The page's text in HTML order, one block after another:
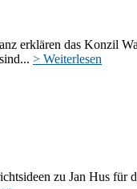
erklären das Konzil
> Weiterlesen
zu Jan Hus